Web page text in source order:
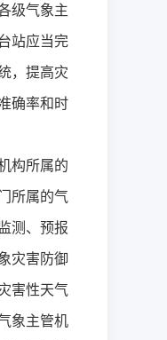
气象主
站应当完
，提高灾
确率和时
所属的
所属的气
测、预报
灾害防御
害性天气
象主管机